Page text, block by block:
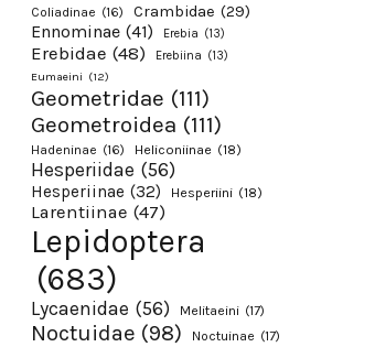
Coliadinae (16) Crambidae (29)
Ennominae (41) Erebia (13)
Erebidae (48) Erebiina (13)
Eumaeini (12)
Geometridae (111)
Geometroidea (111)
Hadeninae (16) Heliconiinae (18)
Hesperiidae (56)
Hesperiinae (32) Hesperiini (18)
Larentiinae (47)
Lepidoptera
(683)
Lycaenidae (56) Melitaeini (17)
Noctuidae (98) Noctuinae (17)